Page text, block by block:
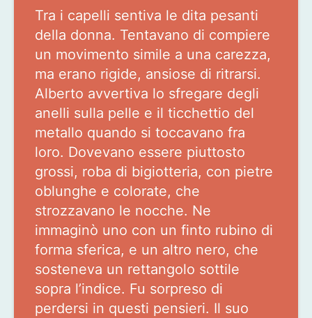
Tra i capelli sentiva le dita pesanti
della donna. Tentavano di compiere
un movimento simile a una carezza,
ma erano rigide, ansiose di ritrarsi.
Alberto avvertiva lo sfregare degli
anelli sulla pelle e il ticchettio del
metallo quando si toccavano fra
loro. Dovevano essere piuttosto
grossi, roba di bigiotteria, con pietre
oblunghe e colorate, che
strozzavano le nocche. Ne
immaginò uno con un finto rubino di
forma sferica, e un altro nero, che
sosteneva un rettangolo sottile
sopra l’indice. Fu sorpreso di
perdersi in questi pensieri. Il suo